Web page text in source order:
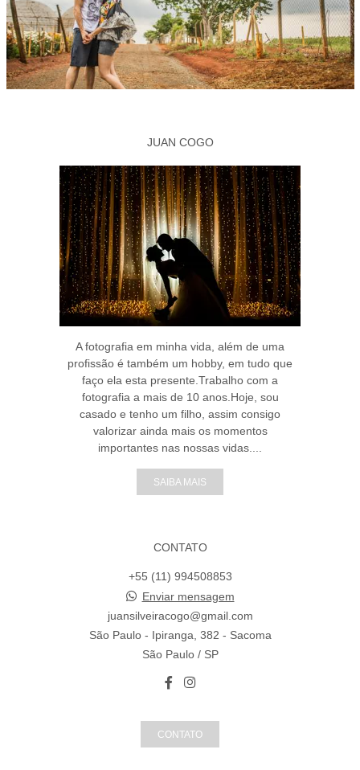
JUAN COGO
A fotografia em minha vida, além de uma
profissão é também um hobby, em tudo que
faço ela esta presente.Trabalho com a
fotografia a mais de 10 anos.Hoje, sou
casado e tenho um filho, assim consigo
valorizar ainda mais os momentos
importantes nas nossas vidas....
SAIBA MAIS
CONTATO
+55 (11) 994508853
Enviar mensagem
juansilveiracogo@gmail.com
São Paulo - Ipiranga, 382 - Sacoma
São Paulo / SP
CONTATO